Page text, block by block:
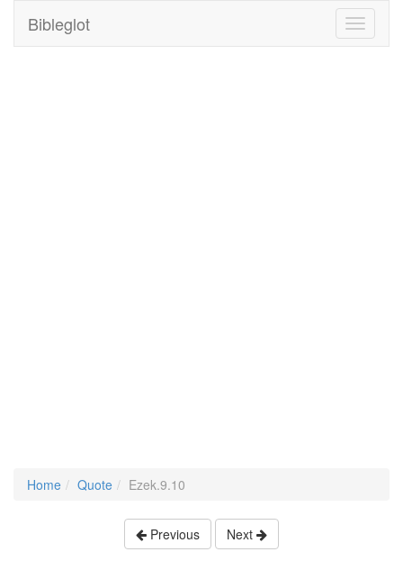
Toggle
Bibleglot
Home Quote Ezek.9.10
Previous Next